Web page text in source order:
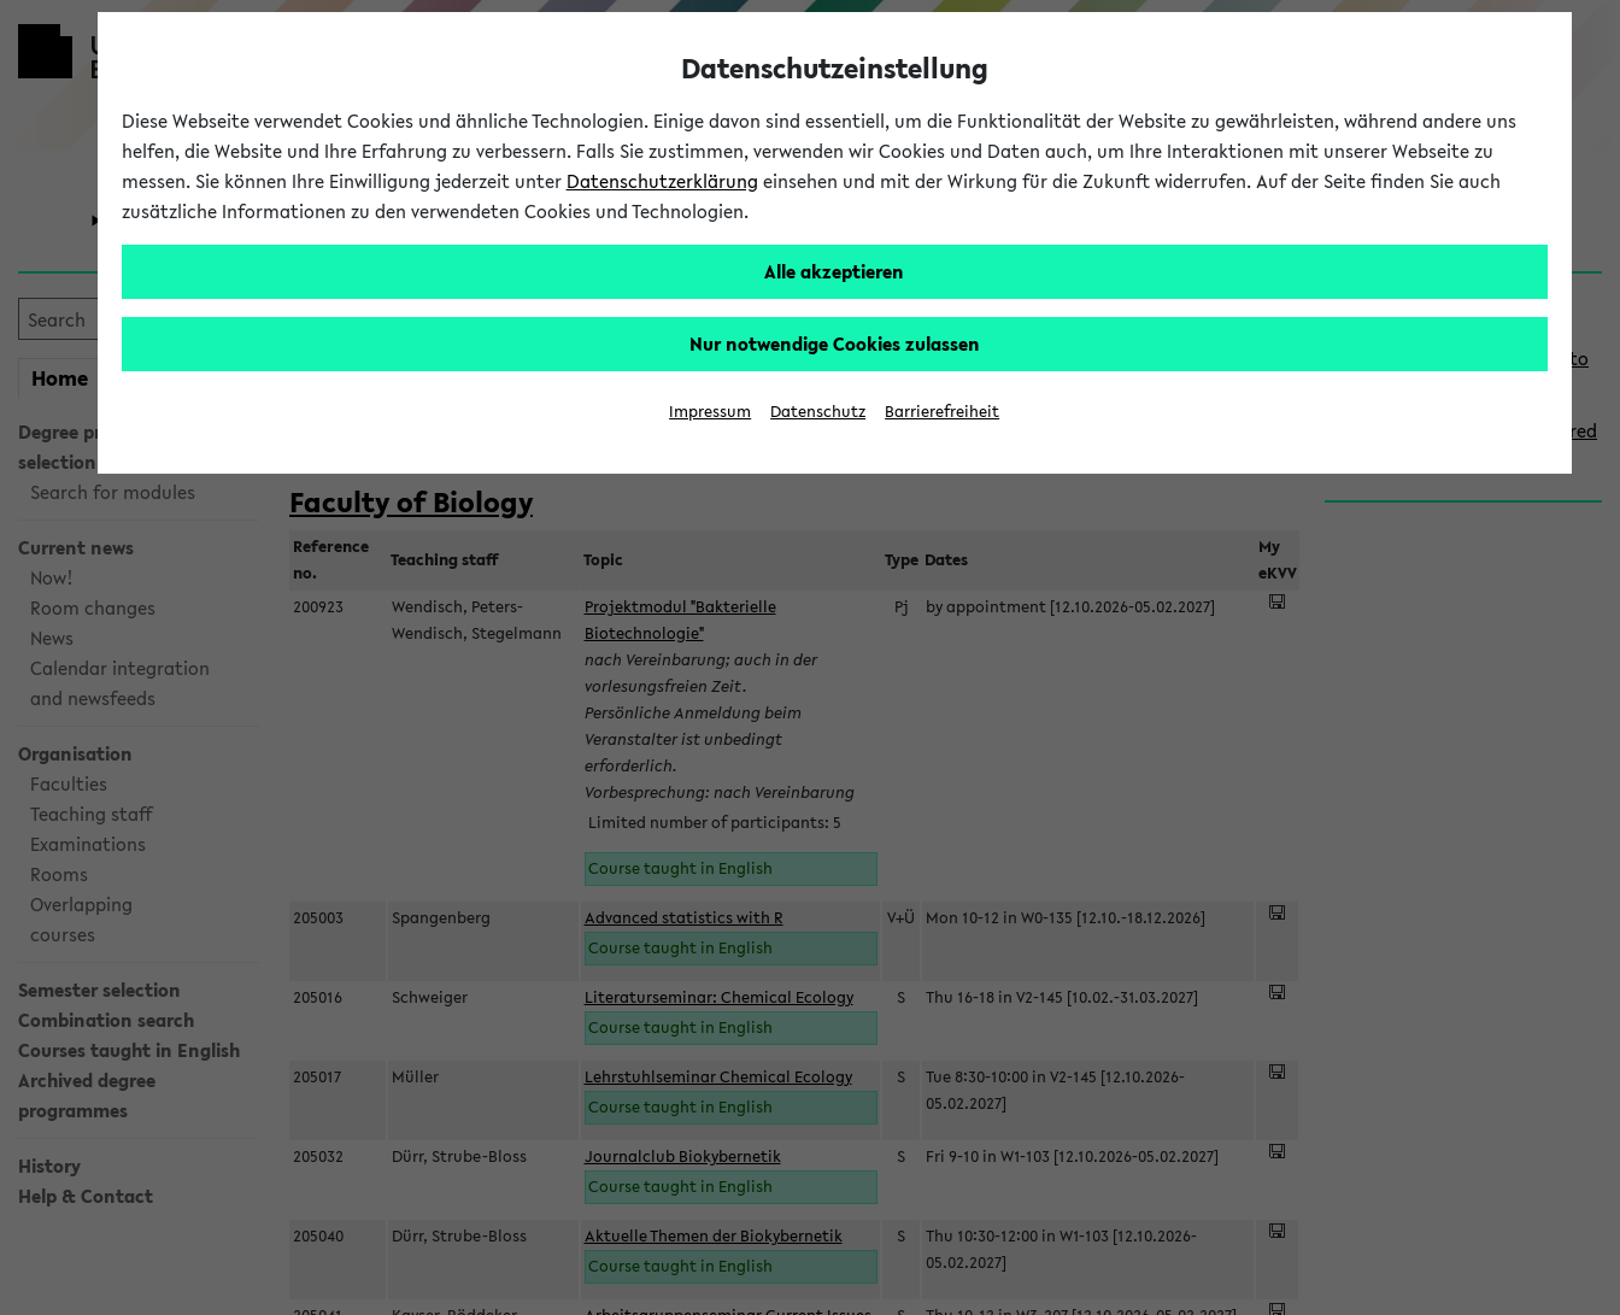
eKVV
University Research Studies
Home myeKVV
Degree programme
selection
Search for modules
Current news
Now!
Room changes
News
Calendar integration
and newsfeeds
Organisation
Faculties
Teaching staff
Examinations
Rooms
Overlapping
courses
Semester selection
Combination search
Courses taught in English
Archived degree
programmes
History
Help & Contact
Courses taught in English
Semester:
Faculty of Biology
Reference
no.
Teaching staff Topic Type Dates
My
eKVV
200923
Wendisch, Peters-
Wendisch, Stegelmann
Projektmodul "Bakterielle
Biotechnologie"
nach Vereinbarung; auch in der
vorlesungsfreien Zeit.
Persönliche Anmeldung beim
Veranstalter ist unbedingt
erforderlich.
Vorbesprechung: nach Vereinbarung
Limited number of participants: 5
Course taught in English
Pj by appointment [12.10.2026-05.02.2027]
205003 Spangenberg
Advanced statistics with R
Course taught in English
V+Ü Mon 10-12 in W0-135 [12.10.-18.12.2026]
205016 Schweiger
Literaturseminar: Chemical Ecology
Course taught in English
S Thu 16-18 in V2-145 [10.02.-31.03.2027]
205017 Müller
Lehrstuhlseminar Chemical Ecology
Course taught in English
S
Tue 8:30-10:00 in V2-145 [12.10.2026-
05.02.2027]
205032 Dürr, Strube-Bloss
Journalclub Biokybernetik
Course taught in English
S Fri 9-10 in W1-103 [12.10.2026-05.02.2027]
205040 Dürr, Strube-Bloss
Aktuelle Themen der Biokybernetik
Course taught in English
S
Thu 10:30-12:00 in W1-103 [12.10.2026-
05.02.2027]
S
d
Links
Use the combination search to
How to indicate courses offered
Datenschutzeinstellung
Diese Webseite verwendet Cookies und ähnliche Technologien. Einige davon sind essentiell, um die Funktionalität der Website zu gewährleisten, während andere uns
helfen, die Website und Ihre Erfahrung zu verbessern. Falls Sie zustimmen, verwenden wir Cookies und Daten auch, um Ihre Interaktionen mit unserer Webseite zu
messen. Sie können Ihre Einwilligung jederzeit unter Datenschutzerklärung einsehen und mit der Wirkung für die Zukunft widerrufen. Auf der Seite finden Sie auch
zusätzliche Informationen zu den verwendeten Cookies und Technologien.
Alle akzeptieren
Nur notwendige Cookies zulassen
Impressum Datenschutz Barrierefreiheit